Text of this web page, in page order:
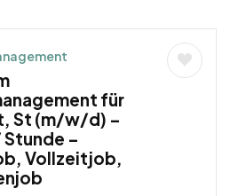
für
St (m/w/d) –
–
Vollzeitjob,